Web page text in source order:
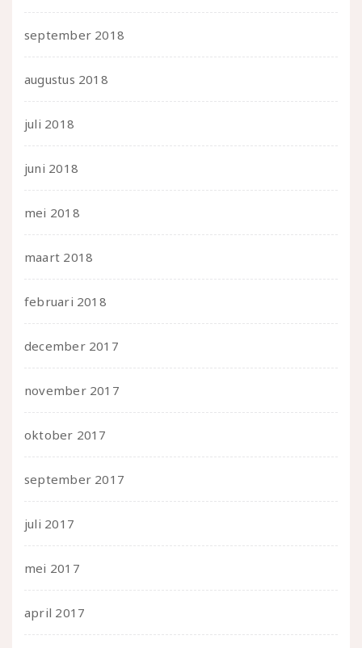
september 2018
augustus 2018
juli 2018
juni 2018
mei 2018
maart 2018
februari 2018
december 2017
november 2017
oktober 2017
september 2017
juli 2017
mei 2017
april 2017